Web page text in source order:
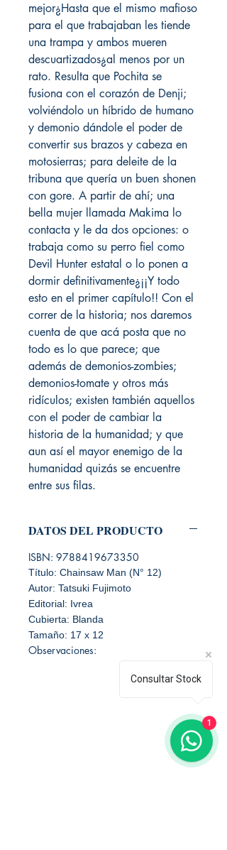
mejor¿Hasta que el mismo mafioso
para el que trabajaban les tiende
una trampa y ambos mueren
descuartizados¿al menos por un
rato. Resulta que Pochita se
fusiona con el corazón de Denji;
volviéndolo un híbrido de humano
y demonio dándole el poder de
convertir sus brazos y cabeza en
motosierras; para deleite de la
tribuna que quería un buen shonen
con gore. A partir de ahí; una
bella mujer llamada Makima lo
contacta y le da dos opciones: o
trabaja como su perro fiel como
Devil Hunter estatal o lo ponen a
dormir definitivamente¿¡¡Y todo
esto en el primer capítulo!! Con el
correr de la historia; nos daremos
cuenta de que acá posta que no
todo es lo que parece; que
además de demonios-zombies;
demonios-tomate y otros más
ridículos; existen también aquellos
con el poder de cambiar la
historia de la humanidad; y que
aun así el mayor enemigo de la
humanidad quizás se encuentre
entre sus filas.
DATOS DEL PRODUCTO
ISBN: 9788419673350
Título: Chainsaw Man (N° 12)
Autor: Tatsuki Fujimoto
Editorial: Ivrea
Cubierta: Blanda
Tamaño: 17 x 12
Observaciones:
Librería Editorial Trilobites
Consultar Stock
1